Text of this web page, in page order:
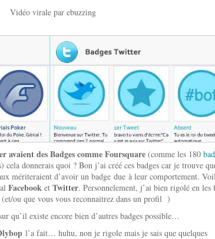
Vidéo virale par ebuzzing
avaient des Badges comme Foursquare (comme les 180
cela donnerais quoi ? Bon j’ai créé ces badges car je trouve
mériteraient d’avoir un badge due à leur comportement.
Facebook et Twitter. Personnelement, j’ai bien rigolé en les
ou que vous vous reconnaitrez dans un profil )
qu’il existe encore bien d’autres badges possible…
l’a fait… huhu, non je rigole mais je sais que quelques